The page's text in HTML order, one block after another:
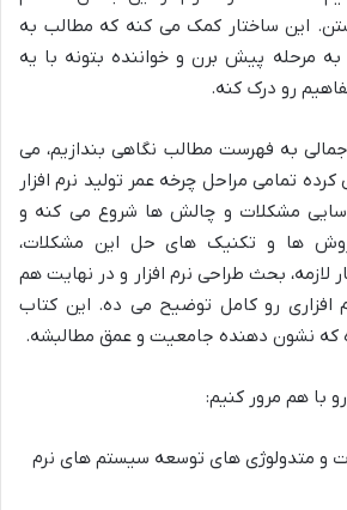
این ساختار کمک می کنه که مطالب به
مرحله پیش برن و خواننده بتونه با یه
رو درک کنه.
به فهرست مطالب نگاهی بندازیم، می
تمامی مراحل چرخه عمر تولید نرم افزار
مشکلات و چالش ها شروع می کنه و
ها و تکنیک های حل این مشکلات،
لازمه، بحث طراحی نرم افزار و در نهایت هم
افزاری رو کامل توضیح می ده. این کتاب
با هم مرور کنیم:
و متدولوژی های توسعه سیستم های نرم